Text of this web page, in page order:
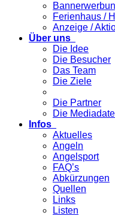
Ferienhaus /
Anzeige /
Über uns
Die Idee
Die Besucher
Das Team
Die Ziele
Die Partner
Die
Infos
Aktuelles
Angeln
Angelsport
FAQ’s
Abkürzungen
Quellen
Links
Listen